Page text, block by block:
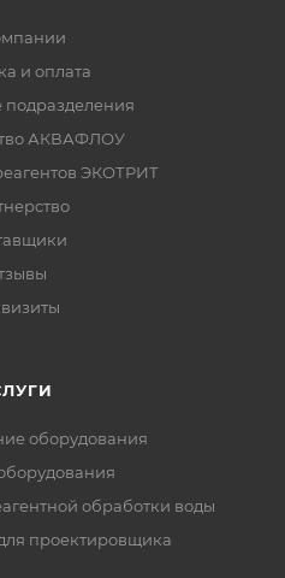
и оплата
подразделения
АКВАФЛОУ
ЭКОТРИТ
оборудования
обработки воды
проектировщика